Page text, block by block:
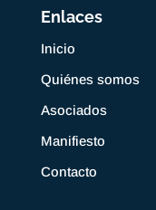
Enlaces
Inicio
Quiénes somos
Asociados
Manifiesto
Contacto